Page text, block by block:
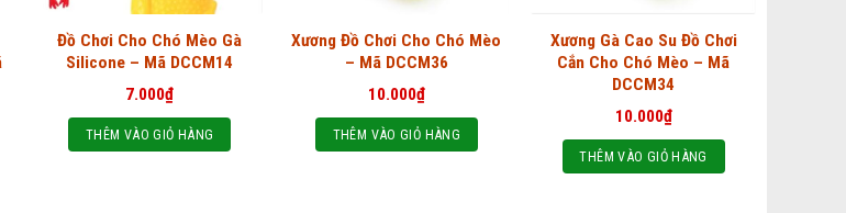
Đồ Chơi Cho Chó Mèo Gà
Silicone – Mã DCCM14
7.000₫
THÊM VÀO GIỎ HÀNG
Xương Đồ Chơi Cho Chó Mèo
– Mã DCCM36
10.000₫
THÊM VÀO GIỎ HÀNG
Xương Gà Cao Su Đồ Chơi
Cắn Cho Chó Mèo – Mã
DCCM34
10.000₫
THÊM VÀO GIỎ HÀNG